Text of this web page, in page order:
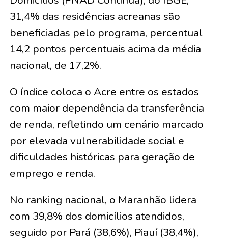
31,4% das residências acreanas são
beneficiadas pelo programa, percentual
14,2 pontos percentuais acima da média
nacional, de 17,2%.
O índice coloca o Acre entre os estados
com maior dependência da transferência
de renda, refletindo um cenário marcado
por elevada vulnerabilidade social e
dificuldades históricas para geração de
emprego e renda.
No ranking nacional, o Maranhão lidera
com 39,8% dos domicílios atendidos,
seguido por Pará (38,6%), Piauí (38,4%),